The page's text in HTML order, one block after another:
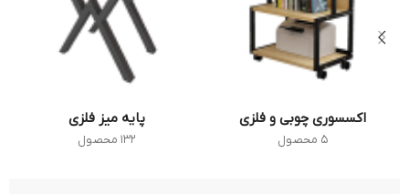
اکسسوری چوبی و فلزی
5 محصول
پایه میز فلزی
132 محصول